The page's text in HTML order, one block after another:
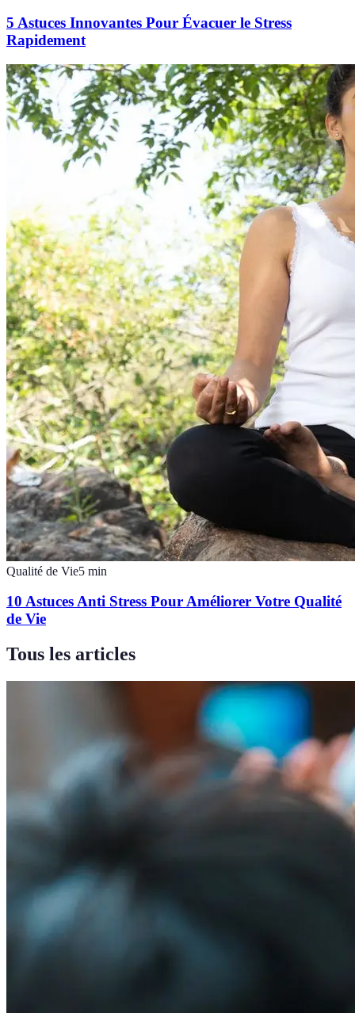
5 Astuces Innovantes Pour Évacuer le Stress
Rapidement
Qualité de Vie5 min
10 Astuces Anti Stress Pour Améliorer Votre Qualité
de Vie
Tous les articles